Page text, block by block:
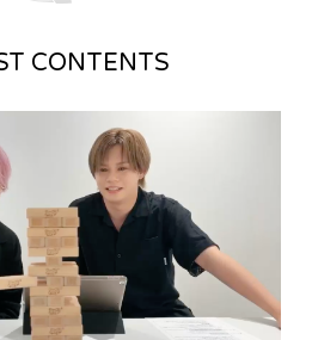
CONTENTS